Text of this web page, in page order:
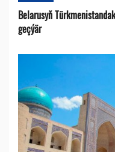
Belarusyň
geçýär